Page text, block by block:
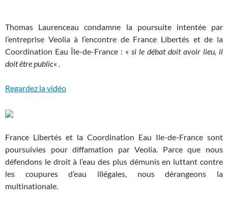
Thomas Laurenceau condamne la poursuite intentée par
l’entreprise Veolia à l’encontre de France Libertés et de la
Coordination Eau Île-de-France : « si le débat doit avoir lieu, il
doit être public« .
Regardez la vidéo
France Libertés et la Coordination Eau Ile-de-France sont
poursuivies pour diffamation par Veolia. Parce que nous
défendons le droit à l’eau des plus démunis en luttant contre
les coupures d’eau illégales, nous dérangeons la
multinationale.